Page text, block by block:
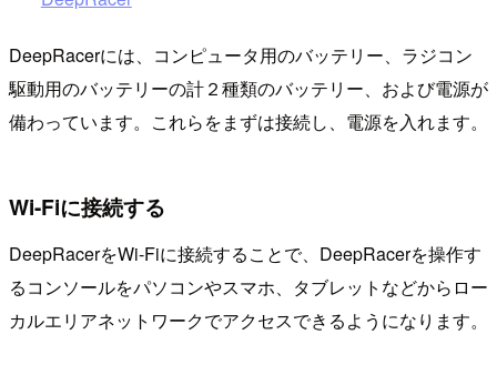
DeepRacerには、コンピュータ用のバッテリー、ラジコン
駆動用のバッテリーの計２種類のバッテリー、および電源が
備わっています。これらをまずは接続し、電源を入れます。
Wi-Fiに接続する
DeepRacerをWi-Fiに接続することで、DeepRacerを操作す
るコンソールをパソコンやスマホ、タブレットなどからロー
カルエリアネットワークでアクセスできるようになります。